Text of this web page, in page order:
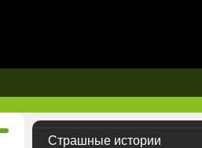
Страшные истории